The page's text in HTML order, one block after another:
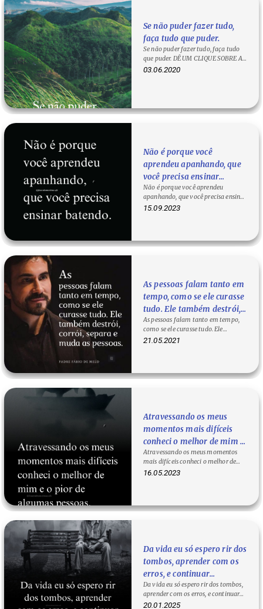
Se não puder fazer tudo,
faça tudo que puder.
Se não puder fazer tudo, faça tudo
que puder. DÊ UM CLIQUE SOBRE A
FRASE PARA COPIA-LÁ!
03.06.2020
Não é porque você
aprendeu apanhando, que
você precisa ensinar
batendo.
Não é porque você aprendeu
apanhando, que você precisa ensinar
batendo. O que significa Não é
15.09.2023
As pessoas falam tanto em
tempo, como se ele curasse
tudo. Ele também destrói,
corrói, separa e muda as
pessoas. - Padre Fábio de
Melo
As pessoas falam tanto em tempo,
como se ele curasse tudo. Ele
também destrói, corrói, separa e
21.05.2021
Atravessando os meus
momentos mais difíceis
conheci o melhor de mim e
o pior de algumas pessoas.
Atravessando os meus momentos
mais difíceis conheci o melhor de
mim e o pior de algumas pessoas. O
16.05.2023
Da vida eu só espero rir dos
tombos, aprender com os
erros, e continuar
acreditando que no final
tudo vai dar certo.
Da vida eu só espero rir dos tombos,
aprender com os erros, e continuar
acreditando que no final tudo vai…
20.01.2025